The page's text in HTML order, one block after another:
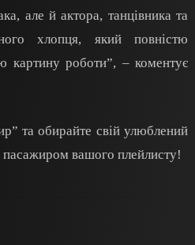
але й актора, танцівника та
хлопця, який повністю
роботи”, – коментує
та обирайте свій улюблений
пасажиром вашого плейлисту!